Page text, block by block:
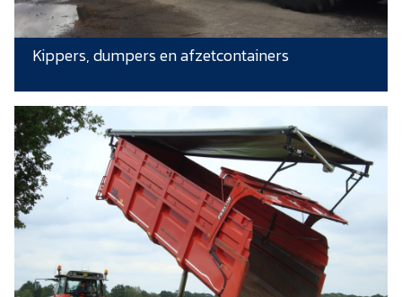
Kippers, dumpers en afzetcontainers